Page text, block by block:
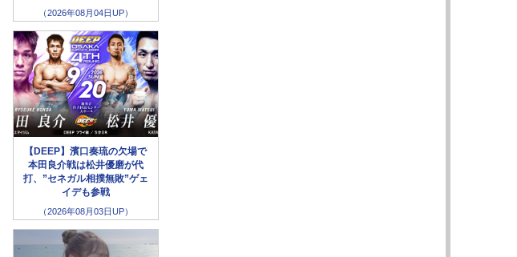
（2026年08月04日UP）
【DEEP】濱口奏琉の欠場で
本田良介戦は松井優磨が代
打、”セネガル相撲無敗”ゲェ
イデも参戦
（2026年08月03日UP）